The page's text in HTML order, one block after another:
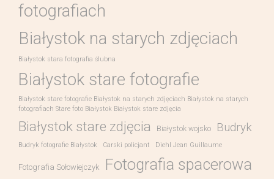
fotografiach
Białystok na starych zdjęciach
Białystok stara fotografia ślubna
Białystok stare fotografie
Białystok stare fotografie Białystok na starych zdjęciach Białystok na starych
fotografiach Stare foto Białystok Białystok stare zdjęcia
Białystok stare zdjęcia Białystok wojsko Budryk
Budryk fotografie Białystok Carski policjant Diehl Jean Guillaume
Fotografia Sołowiejczyk Fotografia spacerowa